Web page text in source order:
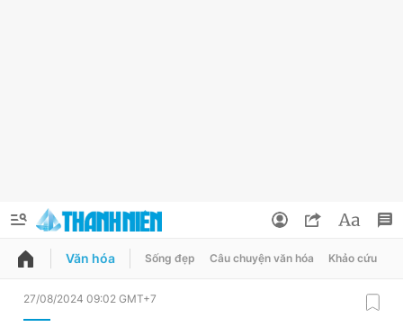
QUẢNG CÁO
Văn hóa Sống đẹp Câu chuyện văn hóa Khảo cứu
27/08/2024 09:02 GMT+7